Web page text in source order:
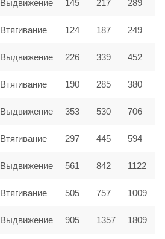
Выдвижение 145 217 289
Втягивание 124 187 249
Выдвижение 226 339 452
Втягивание 190 285 380
Выдвижение 353 530 706
Втягивание 297 445 594
Выдвижение 561 842 1122
Втягивание 505 757 1009
Выдвижение 905 1357 1809